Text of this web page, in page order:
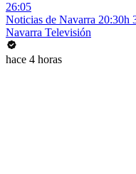
26:05
Noticias de Navarra 20:30h
Navarra Televisión
hace 4 horas